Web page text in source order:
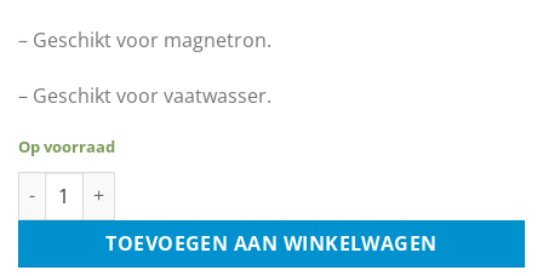
– Geschikt voor magnetron.
– Geschikt voor vaatwasser.
Op voorraad
Mok - Iron Maiden - The Book Of Souls aantal
TOEVOEGEN AAN WINKELWAGEN